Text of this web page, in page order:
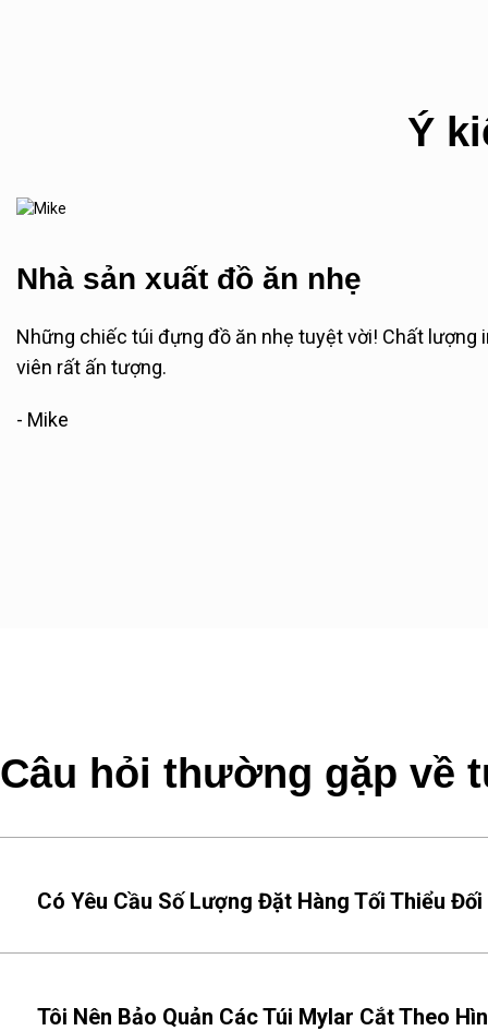
Ý
Nhà sản xuất đồ ăn nhẹ
Những chiếc túi đựng đồ ăn nhẹ tuyệt vời! Chất
viên rất ấn tượng.
- Mike
Câu hỏi thường gặp về
Có Yêu Cầu Số Lượng Đặt Hàng Tối Thiểu
Tôi Nên Bảo Quản Các Túi Mylar Cắt Theo